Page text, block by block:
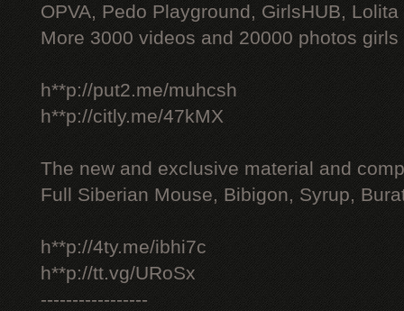
OPVA, Pedo Playground, GirlsHUB, Lolita
More 3000 videos and 20000 photos
h**p://put2.me/muhcsh
h**p://citly.me/47kMX
The new and exclusive material and
Full Siberian Mouse, Bibigon, Syrup,
h**p://4ty.me/ibhi7c
h**p://tt.vg/URoSx
-----------------